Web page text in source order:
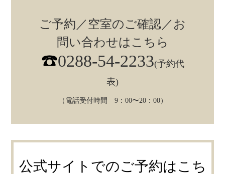
ご予約／空室のご確認／お
問い合わせはこちら
0288-54-2233(予約代
表)
（電話受付時間 9：00〜20：00）
公式サイトでのご予約はこち